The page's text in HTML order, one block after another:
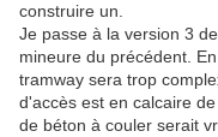
construire un.
Je passe à la version 3
mineure du précédent.
tramway sera trop
d'accès est en calcaire
de béton à couler serait